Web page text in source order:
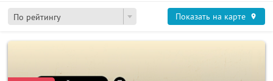
По рейтингу Показать на карте